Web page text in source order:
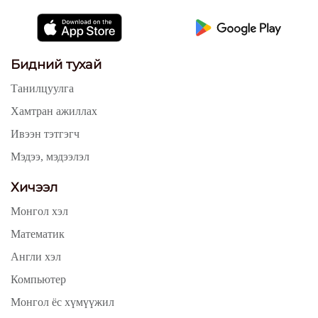
Бидний тухай
Танилцуулга
Хамтран ажиллах
Ивээн тэтгэгч
Мэдээ, мэдээлэл
Хичээл
Монгол хэл
Математик
Англи хэл
Компьютер
Монгол ёс хүмүүжил